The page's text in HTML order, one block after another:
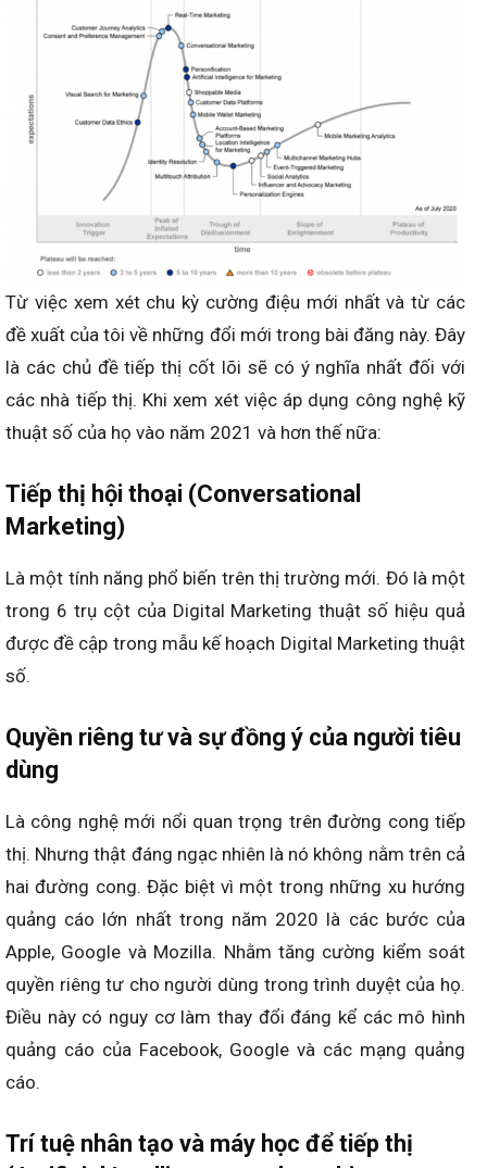
Từ việc xem xét chu kỳ cường điệu mới nhất và từ các
đề xuất của tôi về những đổi mới trong bài đăng này. Đây
là các chủ đề tiếp thị cốt lõi sẽ có ý nghĩa nhất đối với
các nhà tiếp thị. Khi xem xét việc áp dụng công nghệ kỹ
thuật số của họ vào năm 2021 và hơn thế nữa:
Tiếp thị hội thoại (Conversational
Marketing)
Là một tính năng phổ biến trên thị trường mới. Đó là một
trong 6 trụ cột của Digital Marketing thuật số hiệu quả
được đề cập trong mẫu kế hoạch Digital Marketing thuật
số.
Quyền riêng tư và sự đồng ý của người tiêu
dùng
Là công nghệ mới nổi quan trọng trên đường cong tiếp
thị. Nhưng thật đáng ngạc nhiên là nó không nằm trên cả
hai đường cong. Đặc biệt vì một trong những xu hướng
quảng cáo lớn nhất trong năm 2020 là các bước của
Apple, Google và Mozilla. Nhằm tăng cường kiểm soát
quyền riêng tư cho người dùng trong trình duyệt của họ.
Điều này có nguy cơ làm thay đổi đáng kể các mô hình
quảng cáo của Facebook, Google và các mạng quảng
cáo.
Trí tuệ nhân tạo và máy học để tiếp thị